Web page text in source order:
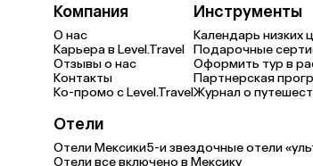
Компания
О нас
Карьера в Level.Travel
Отзывы о нас
Контакты
Ко-промо с Level.Travel
Инструменты
Календарь низких
Подарочные
Оформить тур в
Партнерская
Журнал о
Отели
Отели Мексики5-и звездочные отели
Отели все включено в Мексику